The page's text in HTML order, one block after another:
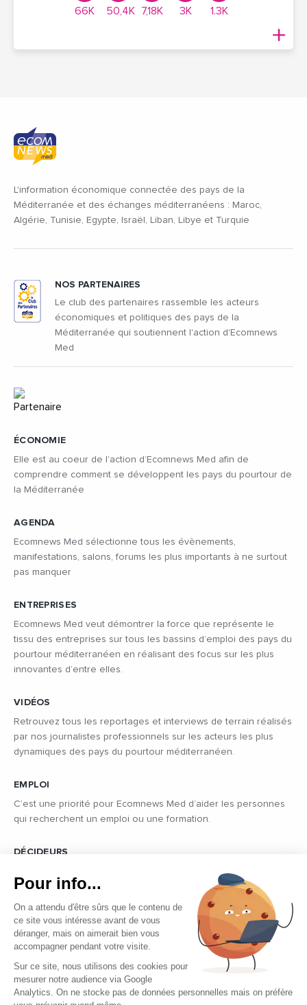
66K 50,4K 7,18K 3K 1.3K
L'information économique connectée des pays de la
Méditerranée et des échanges méditerranéens : Maroc,
Algérie, Tunisie, Egypte, Israël, Liban, Libye et Turquie
ÉCONOMIE
Elle est au coeur de l’action d’Ecomnews Med afin de
comprendre comment se développent les pays du pourtour de
la Méditerranée
AGENDA
Ecomnews Med sélectionne tous les évènements,
manifestations, salons, forums les plus importants à ne surtout
pas manquer
ENTREPRISES
Ecomnews Med veut démontrer la force que représente le
tissu des entreprises sur tous les bassins d’emploi des pays du
pourtour méditerranéen en réalisant des focus sur les plus
innovantes d’entre elles.
VIDÉOS
Retrouvez tous les reportages et interviews de terrain réalisés
par nos journalistes professionnels sur les acteurs les plus
dynamiques des pays du pourtour méditerranéen.
EMPLOI
C’est une priorité pour Ecomnews Med d’aider les personnes
qui recherchent un emploi ou une formation.
DÉCIDEURS
politique des pays du pourtour de la Méditerranée.
NOS PARTENAIRES
Le club des partenaires rassemble les acteurs
économiques et politiques des pays de la
Méditerranée qui soutiennent l'action d'Ecomnews
Med
Copyright © 2026 - Tous droits réservés
Pour info...
On a attendu d'être sûrs que le contenu de
ce site vous intéresse avant de vous
déranger, mais on aimerait bien vous
accompagner pendant votre visite.
Sur ce site, nous utilisons des cookies pour
mesurer notre audience via Google
Analytics. On ne stocke pas de données personnelles mais on préfère